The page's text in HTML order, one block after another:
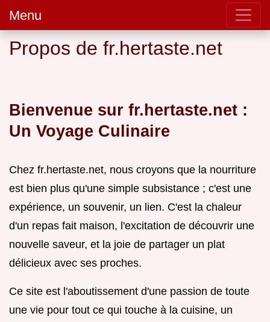
Menu
Propos de fr.hertaste.net
Bienvenue sur fr.hertaste.net :
Un Voyage Culinaire
Chez fr.hertaste.net, nous croyons que la nourriture
est bien plus qu'une simple subsistance ; c'est une
expérience, un souvenir, un lien. C'est la chaleur
d'un repas fait maison, l'excitation de découvrir une
nouvelle saveur, et la joie de partager un plat
délicieux avec ses proches.
Ce site est l'aboutissement d'une passion de toute
une vie pour tout ce qui touche à la cuisine, un